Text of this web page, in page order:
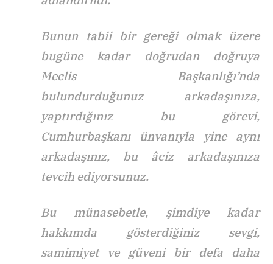
Bunun tabii bir gereği olmak üzere
bugüne kadar doğrudan doğruya
Meclis Başkanlığı’nda
bulundurduğunuz arkadaşınıza,
yaptırdığınız bu görevi,
Cumhurbaşkanı ünvanıyla yine aynı
arkadaşınız, bu âciz arkadaşınıza
tevcih ediyorsunuz.
Bu münasebetle, şimdiye kadar
hakkımda gösterdiğiniz sevgi,
samimiyet ve güveni bir defa daha